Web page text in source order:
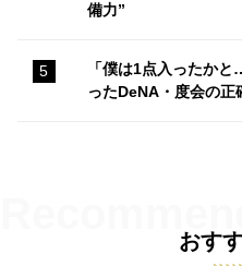
備力”
「僕は1点入ったか
ったDeNA・度会の正
おす